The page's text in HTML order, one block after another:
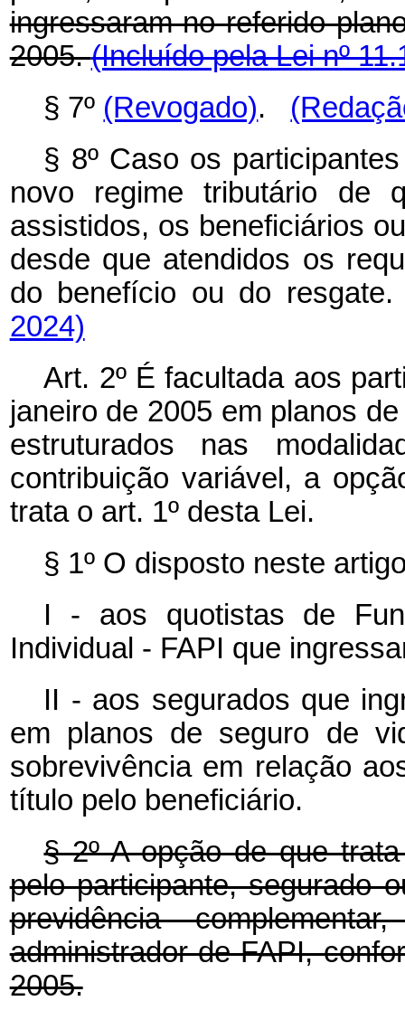
ingressaram no referido
2005.(Incluído pela Lei nº
§ 7º (Revogado).
§ 8º Caso os
novo regime tributário de
assistidos, os beneficiários
desde que atendidos os
do benefício ou do resgate.
2024)
Art. 2º É facultada aos
janeiro de 2005 em planos
estruturados nas
contribuição variável, a
trata o art. 1º desta Lei.
§ 1º O disposto neste
I - aos quotistas de
Individual - FAPI que
II - aos segurados que
em planos de seguro de
sobrevivência em relação
título pelo beneficiário.
§ 2º A opção de que
pelo participante, segurado
previdência
administrador de FAPI,
2005.